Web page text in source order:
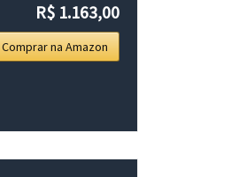
R$ 1.163,00
Comprar na Amazon